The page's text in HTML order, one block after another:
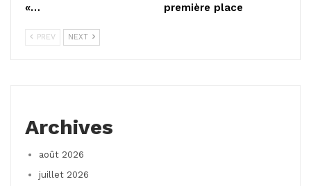
«…
première place
PREV NEXT
Archives
août 2026
juillet 2026